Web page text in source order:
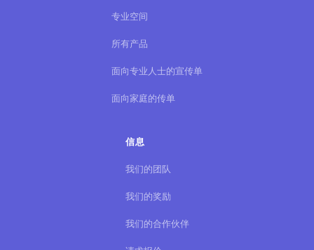
专业空间
所有产品
面向专业人士的宣传单
面向家庭的传单
信息
我们的团队
我们的奖励
我们的合作伙伴